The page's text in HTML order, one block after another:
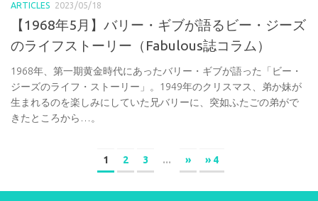
ARTICLES 2023/05/18
【1968年5月】バリー・ギブが語るビー・ジーズ
のライフストーリー（Fabulous誌コラム）
1968年、第一期黄金時代にあったバリー・ギブが語った「ビー・
ジーズのライフ・ストーリー」。1949年のクリスマス、弟か妹が
生まれるのを楽しみにしていた兄バリーに、突如ふたごの弟がで
きたところから…。
1 2 3 ... » » 4